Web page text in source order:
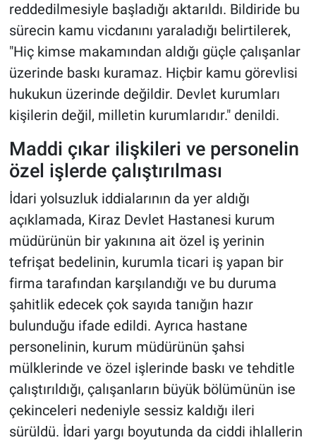
reddedilmesiyle başladığı aktarıldı. Bildiride bu
sürecin kamu vicdanını yaraladığı belirtilerek,
"Hiç kimse makamından aldığı güçle çalışanlar
üzerinde baskı kuramaz. Hiçbir kamu görevlisi
hukukun üzerinde değildir. Devlet kurumları
kişilerin değil, milletin kurumlarıdır." denildi.
Maddi çıkar ilişkileri ve personelin
özel işlerde çalıştırılması
İdari yolsuzluk iddialarının da yer aldığı
açıklamada, Kiraz Devlet Hastanesi kurum
müdürünün bir yakınına ait özel iş yerinin
tefrişat bedelinin, kurumla ticari iş yapan bir
firma tarafından karşılandığı ve bu duruma
şahitlik edecek çok sayıda tanığın hazır
bulunduğu ifade edildi. Ayrıca hastane
personelinin, kurum müdürünün şahsi
mülklerinde ve özel işlerinde baskı ve tehditle
çalıştırıldığı, çalışanların büyük bölümünün ise
çekinceleri nedeniyle sessiz kaldığı ileri
sürüldü. İdari yargı boyutunda da ciddi ihlallerin